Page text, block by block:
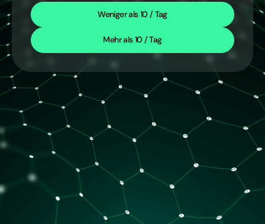
Weniger als 10 / Tag
Mehr als 10 / Tag